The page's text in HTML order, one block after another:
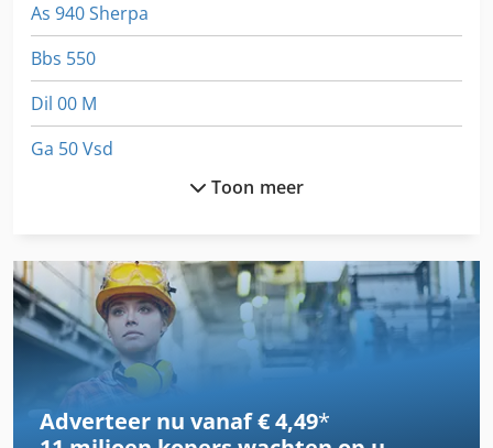
As 940 Sherpa
Bbs 550
Dil 00 M
Ga 50 Vsd
Hc 310
Hq 500
Hq 800
Huddig 960
Toon meer
Adverteer nu vanaf € 4,49*